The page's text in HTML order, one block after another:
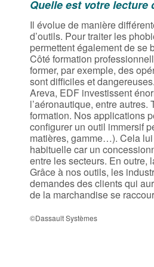
Quelle est votre
Il évolue de manière
d’outils. Pour traiter les
permettent également de
Côté formation
former, par exemple, des
sont difficiles et dangereuses.
Areva, EDF investissent
l’aéronautique, entre
formation. Nos applications
configurer un outil immersif
matières, gamme…). Cela lui
habituelle car un
entre les secteurs. En outre,
Grâce à nos outils, les
demandes des clients qui
de la marchandise se
©Dassault Systèmes